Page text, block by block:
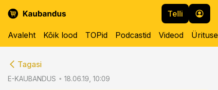
Telli
Avaleht Kõik lood TOPid Podcastid Videod
Tagasi
E-KAUBANDUS 18.06.19, 10:09